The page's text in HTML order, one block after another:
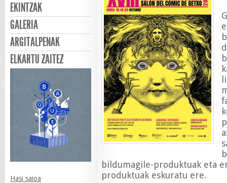
EKINTZAK
GALERIA
ARGITALPENAK
ELKARTU ZAITEZ
Hasi saioa
bildumagile-produktuak eta
produktuak eskuratu ere.